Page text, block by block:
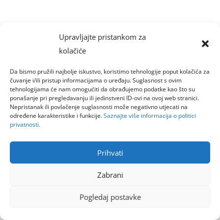
Upravljajte pristankom za
kolačiće
Da bismo pružili najbolje iskustvo, koristimo tehnologije poput kolačića za
čuvanje i/ili pristup informacijama o uređaju. Suglasnost s ovim
tehnologijama će nam omogućiti da obrađujemo podatke kao što su
ponašanje pri pregledavanju ili jedinstveni ID-ovi na ovoj web stranici.
Nepristanak ili povlačenje suglasnosti može negativno utjecati na
određene karakteristike i funkcije.Saznajte više informacija o politici
privatnosti.
Prihvati
Zabrani
Pogledaj postavke